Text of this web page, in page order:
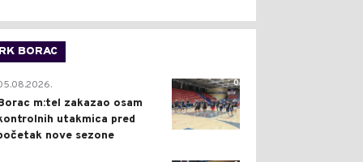
RK BORAC
0
m:tel zakazao osam
utakmica pred
nove sezone